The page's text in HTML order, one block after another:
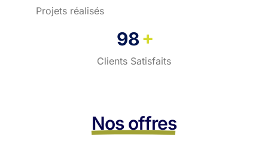
Projets réalisés
98+
Clients Satisfaits
Nos offres